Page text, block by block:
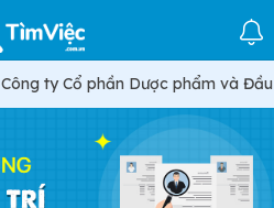
Công ty Cổ phần Dược phẩm và